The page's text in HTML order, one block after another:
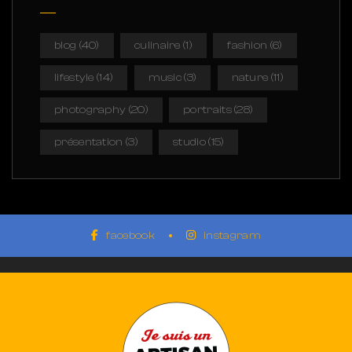
blog (40) culinaire (1) fashion (6)
lifestyle (14) music(3) nature (11)
photography (20) portraits(28)
présentation (3) studio(15)
facebook instagram